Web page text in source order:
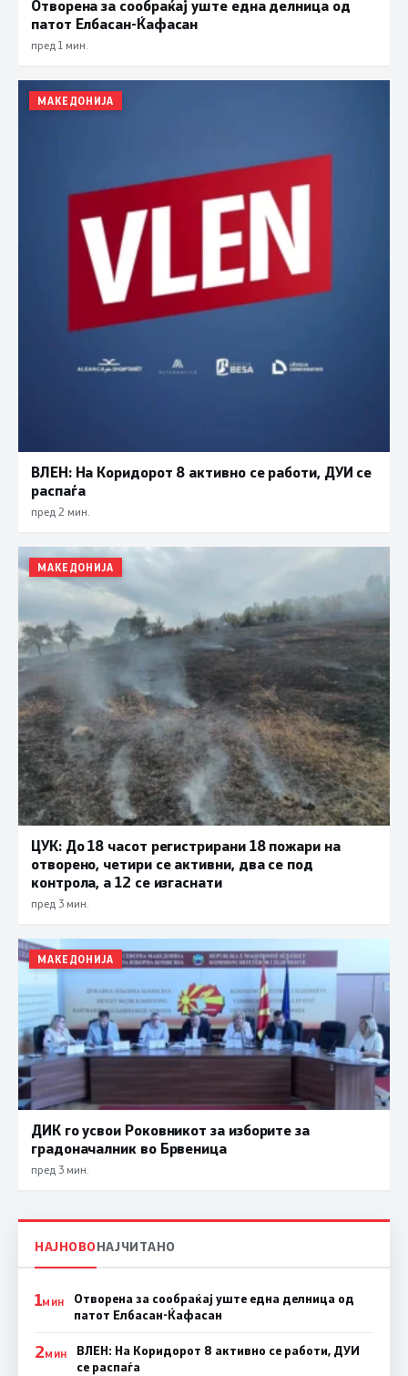
Отворена за сообраќај уште една делница од
патот Елбасан-Ќафасан
пред 1 мин.
МАКЕДОНИЈА
ВЛЕН: На Коридорот 8 активно се работи, ДУИ се
распаѓа
пред 2 мин.
МАКЕДОНИЈА
ЦУК: До 18 часот регистрирани 18 пожари на
отворено, четири се активни, два се под
контрола, а 12 се изгаснати
пред 3 мин.
МАКЕДОНИЈА
ДИК го усвои Роковникот за изборите за
градоначалник во Брвеница
пред 3 мин.
НАЈНОВОНАЈЧИТАНО
1МИН
Отворена за сообраќај уште една делница од
патот Елбасан-Ќафасан
2МИН
ВЛЕН: На Коридорот 8 активно се работи, ДУИ
се распаѓа